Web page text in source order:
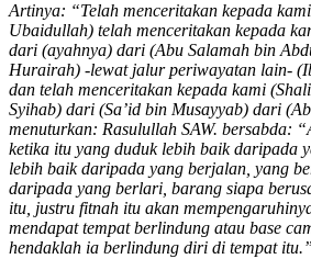
Artinya: “Telah menceritakan kepada
Ubaidullah) telah menceritakan kepada
dari (ayahnya) dari (Abu Salamah bin
Hurairah) -lewat jalur periwayatan lain-
dan telah menceritakan kepada kami
Syihab) dari (Sa’id bin Musayyab) dari
menuturkan: Rasulullah SAW. bersabda:
ketika itu yang duduk lebih baik daripada
lebih baik daripada yang berjalan, yang
daripada yang berlari, barang siapa
itu, justru fitnah itu akan
mendapat tempat berlindung atau base
hendaklah ia berlindung diri di tempat itu.”